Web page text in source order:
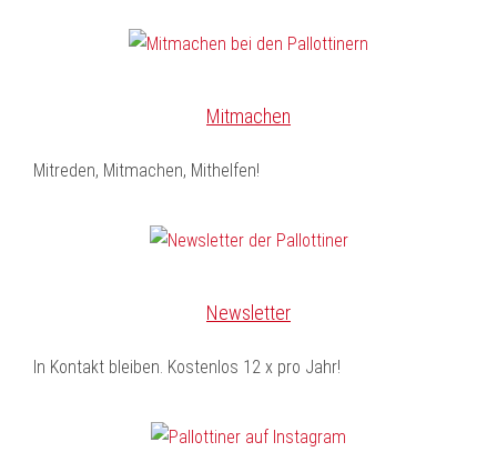
Mitmachen
Mitreden, Mitmachen, Mithelfen!
Newsletter
In Kontakt bleiben. Kostenlos 12 x pro Jahr!